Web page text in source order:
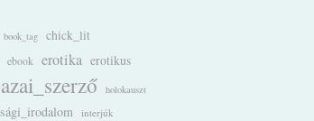
book_tag
chick_lit
ebook erotika erotikus
holokauszt
interjúk